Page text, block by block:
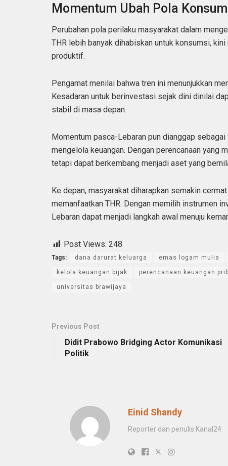
Momentum Ubah Pola
Perubahan pola perilaku masyarakat dalam
THR lebih banyak dihabiskan untuk konsumsi,
produktif.
Pengamat menilai bahwa tren ini menunjukkan
Kesadaran untuk berinvestasi sejak dini dinilai
stabil di masa depan.
Momentum pasca-Lebaran pun dianggap
mengelola keuangan. Dengan perencanaan yang
tetapi dapat berkembang menjadi aset yang
Ke depan, masyarakat diharapkan semakin
memanfaatkan THR. Dengan memilih instrumen
Lebaran dapat menjadi langkah awal menuju
Post Views: 248
Tags: dana darurat keluarga emas logam mulia
kelola keuangan bijak perencanaan keuangan
universitas brawijaya
Previous Post
Didit Prabowo Bridging Actor Komunikasi
Politik
Einid Shandy
Reporter dan penulis Kanal24